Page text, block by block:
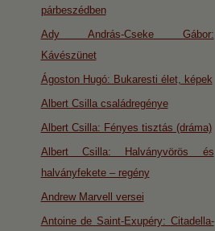
párbeszédben
Ady András-Cseke Gábor:
Kávészünet
Ágoston Hugó: Bukaresti élet, képek
Albert Csilla családregénye
Albert Csilla: Fényes tisztás (dráma)
Albert Csilla: Halványvörös és
halványfekete – regény
Andrew Marvell versei
Antoine de Saint-Exupéry: Citadella-